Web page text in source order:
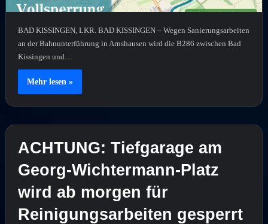
BAD KISSINGEN, LKR. BAD KISSINGEN – Wegen Sanierungsarbeiten
an der Bahnunterführung in Arnshausen wird die B286 zwischen Bad
Kissingen und…
Mehr lesen »
ACHTUNG: Tiefgarage am
Georg-Wichtermann-Platz
wird ab morgen für
Reinigungsarbeiten gesperrt